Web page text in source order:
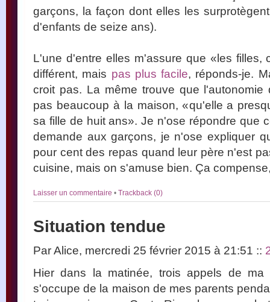
garçons, la façon dont elles les
d'enfants de seize ans).
L'une d'entre elles m'assure que «les
différent, mais pas plus facile, réponds-je.
croit pas. La même trouve que
pas beaucoup à la maison, «qu'elle a
sa fille de huit ans». Je n'ose répondre que
demande aux garçons, je n'ose expliquer
pour cent des repas quand leur père n'est
cuisine, mais on s'amuse bien. Ça
Laisser un commentaire • Trackback (0)
Situation tendue
Par Alice, mercredi 25 février 2015 à 21:51 ::
Hier dans la matinée, trois appels de
s'occupe de la maison de mes parents